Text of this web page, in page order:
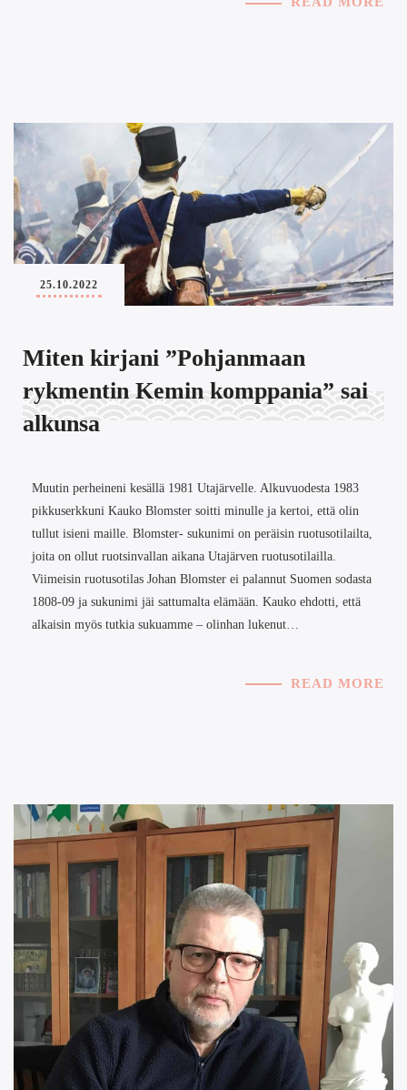
25.10.2022
Miten kirjani ”Pohjanmaan
rykmentin Kemin komppania” sai
alkunsa
Muutin perheineni kesällä 1981 Utajärvelle. Alkuvuodesta 1983
pikkuserkkuni Kauko Blomster soitti minulle ja kertoi, että olin
tullut isieni maille. Blomster- sukunimi on peräisin ruotusotilailta,
joita on ollut ruotsinvallan aikana Utajärven ruotusotilailla.
Viimeisin ruotusotilas Johan Blomster ei palannut Suomen sodasta
1808-09 ja sukunimi jäi sattumalta elämään. Kauko ehdotti, että
alkaisin myös tutkia sukuamme – olinhan lukenut…
READ MORE